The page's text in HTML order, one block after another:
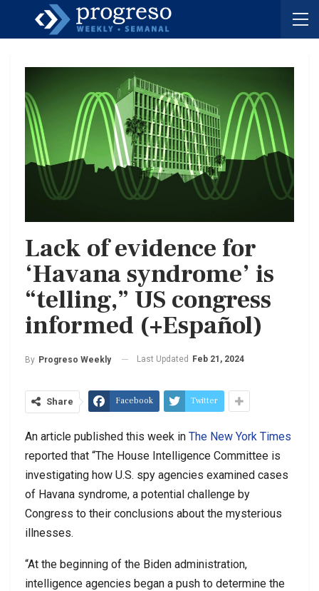
Lack of evidence for
‘Havana syndrome’ is
“telling,” US congress
informed (+Español)
By Progreso Weekly Last Updated Feb 21, 2024
Share Facebook Twitter
An article published this week in The New York Times
reported that “The House Intelligence Committee is
investigating how U.S. spy agencies examined cases
of Havana syndrome, a potential challenge by
Congress to their conclusions about the mysterious
illnesses.
“At the beginning of the Biden administration,
intelligence agencies began a push to determine the